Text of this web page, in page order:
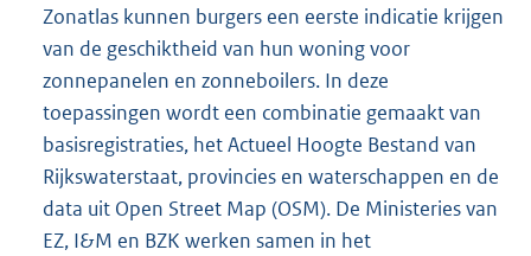
Zonatlas kunnen burgers een eerste indicatie krijgen
van de geschiktheid van hun woning voor
zonnepanelen en zonneboilers. In deze
toepassingen wordt een combinatie gemaakt van
basisregistraties, het Actueel Hoogte Bestand van
Rijkswaterstaat, provincies en waterschappen en de
data uit Open Street Map (OSM). De Ministeries van
EZ, I&M en BZK werken samen in het